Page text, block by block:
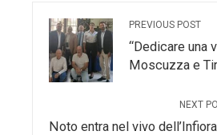
PREVIOUS POST
“Dedicare una
Moscuzza e
NEXT
Noto entra nel vivo